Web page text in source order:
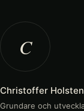
C
Christoffer
Grundare och